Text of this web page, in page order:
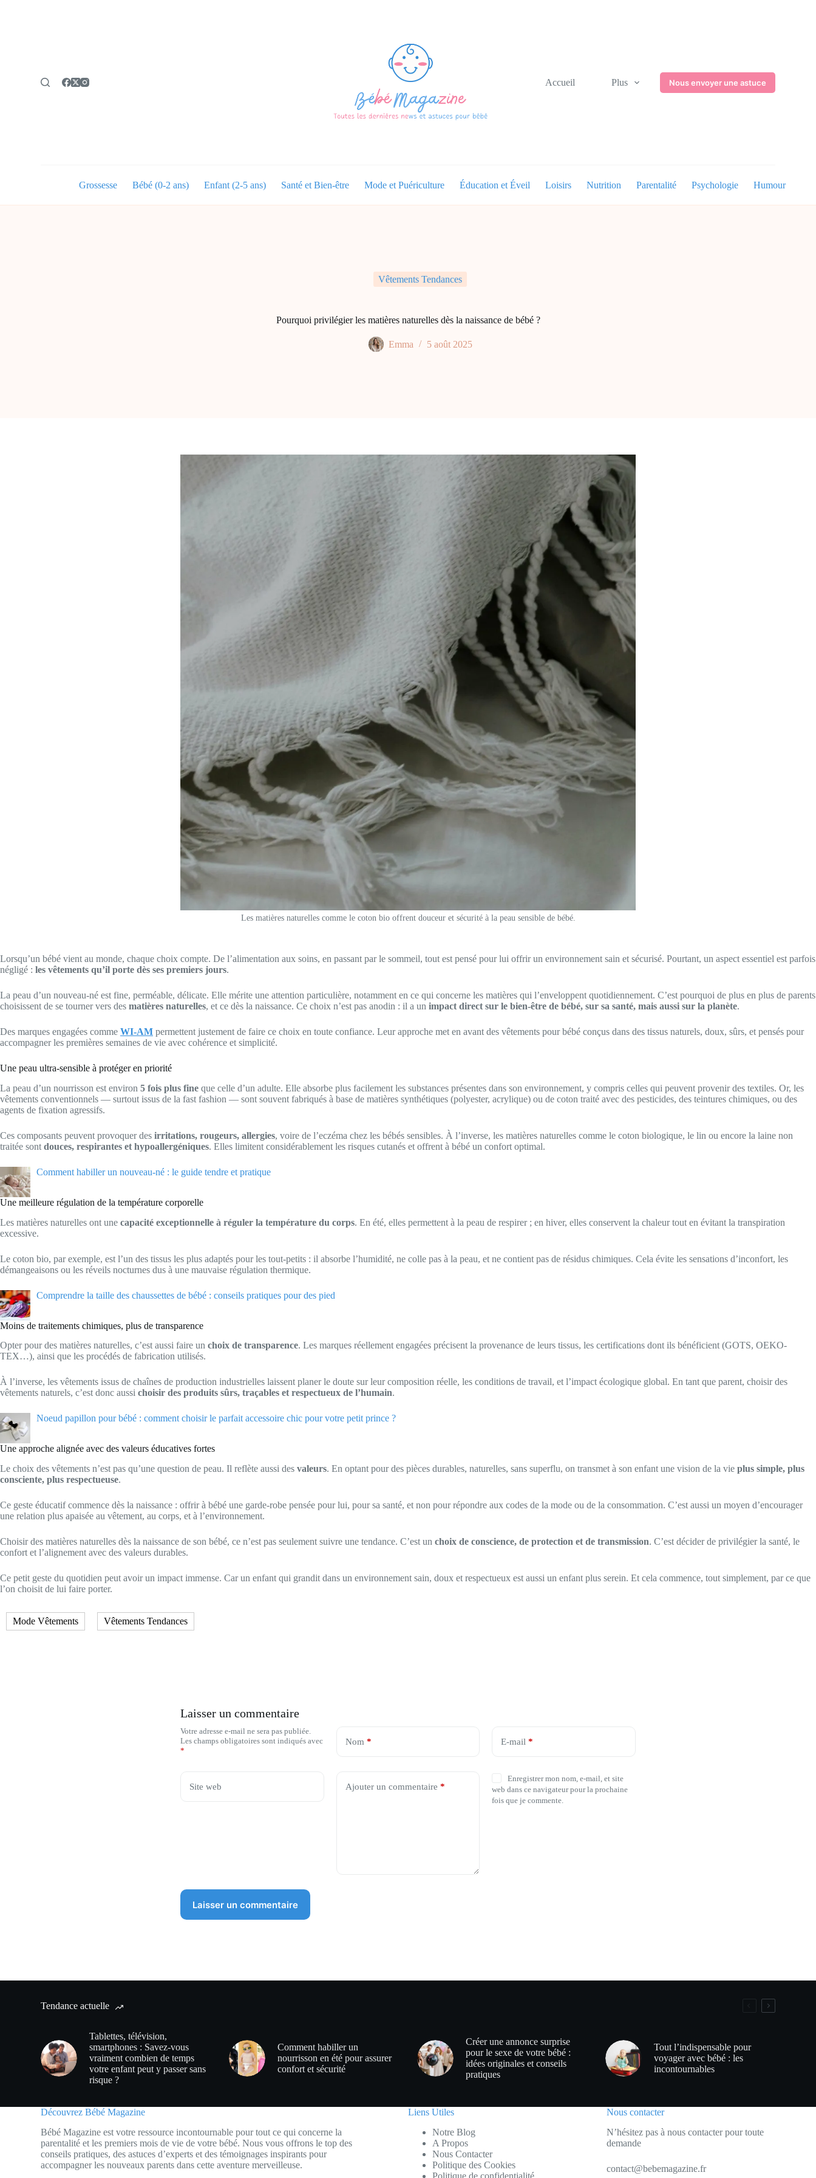
Accueil Plus Nous envoyer une astuce
Grossesse Bébé (0-2 ans) Enfant (2-5 ans) Santé et Bien-être Mode et Puériculture Éducation et Éveil Loisirs Nutrition Parentalité Psychologie Humour
Vêtements Tendances
Pourquoi privilégier les matières naturelles dès la naissance de bébé ?
Emma 5 août 2025
Les matières naturelles comme le coton bio offrent douceur et sécurité à la peau sensible de bébé.
Lorsqu’un bébé vient au monde, chaque choix compte. De l’alimentation aux soins, en passant par le sommeil, tout est pensé pour lui offrir un environnement sain et sécurisé. Pourtant, un aspect essentiel est parfois
négligé : les vêtements qu’il porte dès ses premiers jours.
La peau d’un nouveau-né est fine, perméable, délicate. Elle mérite une attention particulière, notamment en ce qui concerne les matières qui l’enveloppent quotidiennement. C’est pourquoi de plus en plus de parents
choisissent de se tourner vers des matières naturelles, et ce dès la naissance. Ce choix n’est pas anodin : il a un impact direct sur le bien-être de bébé, sur sa santé, mais aussi sur la planète.
Des marques engagées comme WI-AM permettent justement de faire ce choix en toute confiance. Leur approche met en avant des vêtements pour bébé conçus dans des tissus naturels, doux, sûrs, et pensés pour
accompagner les premières semaines de vie avec cohérence et simplicité.
Une peau ultra-sensible à protéger en priorité
La peau d’un nourrisson est environ 5 fois plus fine que celle d’un adulte. Elle absorbe plus facilement les substances présentes dans son environnement, y compris celles qui peuvent provenir des textiles. Or, les
vêtements conventionnels — surtout issus de la fast fashion — sont souvent fabriqués à base de matières synthétiques (polyester, acrylique) ou de coton traité avec des pesticides, des teintures chimiques, ou des
agents de fixation agressifs.
Ces composants peuvent provoquer des irritations, rougeurs, allergies, voire de l’eczéma chez les bébés sensibles. À l’inverse, les matières naturelles comme le coton biologique, le lin ou encore la laine non
traitée sont douces, respirantes et hypoallergéniques. Elles limitent considérablement les risques cutanés et offrent à bébé un confort optimal.
Comment habiller un nouveau-né : le guide tendre et pratique
Une meilleure régulation de la température corporelle
Les matières naturelles ont une capacité exceptionnelle à réguler la température du corps. En été, elles permettent à la peau de respirer ; en hiver, elles conservent la chaleur tout en évitant la transpiration
excessive.
Le coton bio, par exemple, est l’un des tissus les plus adaptés pour les tout-petits : il absorbe l’humidité, ne colle pas à la peau, et ne contient pas de résidus chimiques. Cela évite les sensations d’inconfort, les
démangeaisons ou les réveils nocturnes dus à une mauvaise régulation thermique.
Comprendre la taille des chaussettes de bébé : conseils pratiques pour des pied
Moins de traitements chimiques, plus de transparence
Opter pour des matières naturelles, c’est aussi faire un choix de transparence. Les marques réellement engagées précisent la provenance de leurs tissus, les certifications dont ils bénéficient (GOTS, OEKO-
TEX…), ainsi que les procédés de fabrication utilisés.
À l’inverse, les vêtements issus de chaînes de production industrielles laissent planer le doute sur leur composition réelle, les conditions de travail, et l’impact écologique global. En tant que parent, choisir des
vêtements naturels, c’est donc aussi choisir des produits sûrs, traçables et respectueux de l’humain.
Noeud papillon pour bébé : comment choisir le parfait accessoire chic pour votre petit prince ?
Une approche alignée avec des valeurs éducatives fortes
Le choix des vêtements n’est pas qu’une question de peau. Il reflète aussi des valeurs. En optant pour des pièces durables, naturelles, sans superflu, on transmet à son enfant une vision de la vie plus simple, plus
consciente, plus respectueuse.
Ce geste éducatif commence dès la naissance : offrir à bébé une garde-robe pensée pour lui, pour sa santé, et non pour répondre aux codes de la mode ou de la consommation. C’est aussi un moyen d’encourager
une relation plus apaisée au vêtement, au corps, et à l’environnement.
Choisir des matières naturelles dès la naissance de son bébé, ce n’est pas seulement suivre une tendance. C’est un choix de conscience, de protection et de transmission. C’est décider de privilégier la santé, le
confort et l’alignement avec des valeurs durables.
Ce petit geste du quotidien peut avoir un impact immense. Car un enfant qui grandit dans un environnement sain, doux et respectueux est aussi un enfant plus serein. Et cela commence, tout simplement, par ce que
l’on choisit de lui faire porter.
Mode Vêtements Vêtements Tendances
Laisser un commentaire
Votre adresse e-mail ne sera pas publiée.
Les champs obligatoires sont indiqués avec
*
Nom * E-mail *
Site web Ajouter un commentaire *
Enregistrer mon nom, e-mail, et site
web dans ce navigateur pour la prochaine
fois que je commente.
Laisser un commentaire
Tendance actuelle
Tablettes, télévision,
smartphones : Savez-vous
vraiment combien de temps
votre enfant peut y passer sans
risque ?
Comment habiller un
nourrisson en été pour assurer
confort et sécurité
Créer une annonce surprise
pour le sexe de votre bébé :
idées originales et conseils
pratiques
Tout l’indispensable pour
voyager avec bébé : les
incontournables
Découvrez Bébé Magazine
Bébé Magazine est votre ressource incontournable pour tout ce qui concerne la
parentalité et les premiers mois de vie de votre bébé. Nous vous offrons le top des
conseils pratiques, des astuces d’experts et des témoignages inspirants pour
accompagner les nouveaux parents dans cette aventure merveilleuse.
Liens Utiles
Notre Blog
A Propos
Nous Contacter
Politique des Cookies
Politique de confidentialité
Nous contacter
N’hésitez pas à nous contacter pour toute
demande
contact@bebemagazine.fr